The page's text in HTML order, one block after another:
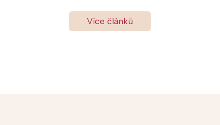
Více článků